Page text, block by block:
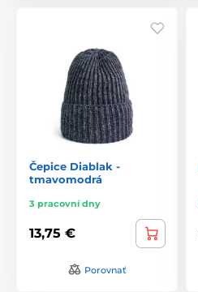
Čepice Diablak -
tmavomodrá
3 pracovní dny
13,75 €
Porovnať